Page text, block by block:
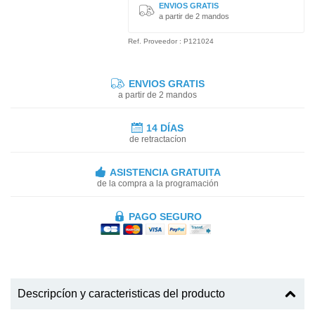
ENVIOS GRATIS
a partir de 2 mandos
Ref. Proveedor : P121024
ENVIOS GRATIS
a partir de 2 mandos
14 DÍAS
de retractacíon
ASISTENCIA GRATUITA
de la compra a la programación
PAGO SEGURO
Descripcíon y caracteristicas del producto